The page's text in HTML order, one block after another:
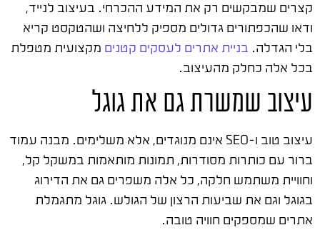
קצרים שמבקשים רק את המידע ההכרחי. בעיצוב לנייד,
ודאו שהכפתורים גדולים מספיק ללחיצה ושהטקסט קריא
בלי הגדלה. בניית אתרים לעסקים קטנים מקצועית מטפלת
בכל אלה כחלק מהעיצוב.
עיצוב שמשרת גם את גוגל
עיצוב טוב ו-SEO אינם מנוגדים, אלא משלימים. מבנה עמוד
ברור עם כותרות מסודרות, תמונות מותאמות במשקל קל,
וחוויית משתמש חלקה, כל אלה משפרים גם את הדירוג
בגוגל וגם את שביעות הרצון של הגולש. גוגל מתגמלת
אתרים שמספקים חוויה טובה.